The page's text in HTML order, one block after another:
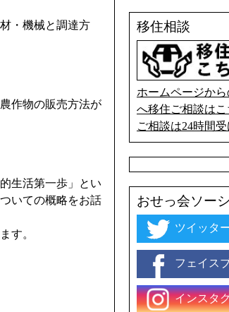
・機械と調達方
作物の販売方法が
生活第一歩」とい
いての概略をお話
す。
移住相談
ホームページか
へ移住ご相談はこ
ご相談は24時間
おせっ会ソー
ツイッタ
フェイス
インスタ